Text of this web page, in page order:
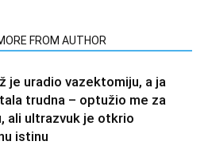
FROM AUTHOR
je uradio vazektomiju, a ja
trudna – optužio me za
ali ultrazvuk je otkrio
istinu